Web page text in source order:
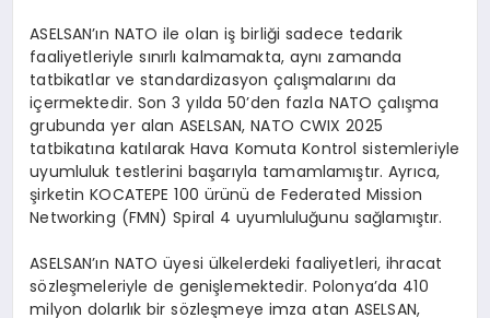
ASELSAN’ın NATO ile olan iş birliği sadece tedarik
faaliyetleriyle sınırlı kalmamakta, aynı zamanda
tatbikatlar ve standardizasyon çalışmalarını da
içermektedir. Son 3 yılda 50’den fazla NATO çalışma
grubunda yer alan ASELSAN, NATO CWIX 2025
tatbikatına katılarak Hava Komuta Kontrol sistemleriyle
uyumluluk testlerini başarıyla tamamlamıştır. Ayrıca,
şirketin KOCATEPE 100 ürünü de Federated Mission
Networking (FMN) Spiral 4 uyumluluğunu sağlamıştır.
ASELSAN’ın NATO üyesi ülkelerdeki faaliyetleri, ihracat
sözleşmeleriyle de genişlemektedir. Polonya’da 410
milyon dolarlık bir sözleşmeye imza atan ASELSAN,